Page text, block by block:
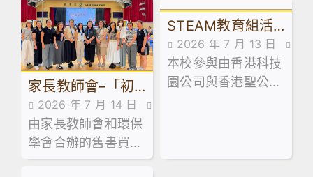
本校訓導組於日前試
後活動期間，精心規
劃並舉辦了兩場學生
領袖系列工作坊。
業、會計與財務概論
科及基本商業科於試
後活動期間，特意安
排同學參加由保良局
青年創業服務中心舉
家長教師會–「初
中級舊書買賣」活
動
2026 年 7 月 14 日
家校合作,家長教師會活
動花絮,活動花絮
由家長教師會和環保
學會合辦的舊書買賣
活動已於 7 月 13 日
STEAM教育組活
動：「少年創科探
索家」計劃 – 到校
2026 年 7 月 13 日
活動花絮
本校參與由香港科技
園公司與香港聖公會
級到校專題講座。